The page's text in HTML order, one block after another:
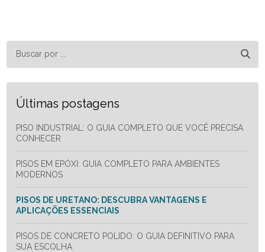
Últimas postagens
PISO INDUSTRIAL: O GUIA COMPLETO QUE VOCÊ PRECISA
CONHECER
PISOS EM EPÓXI: GUIA COMPLETO PARA AMBIENTES
MODERNOS
PISOS DE URETANO: DESCUBRA VANTAGENS E
APLICAÇÕES ESSENCIAIS
PISOS DE CONCRETO POLIDO: O GUIA DEFINITIVO PARA
SUA ESCOLHA